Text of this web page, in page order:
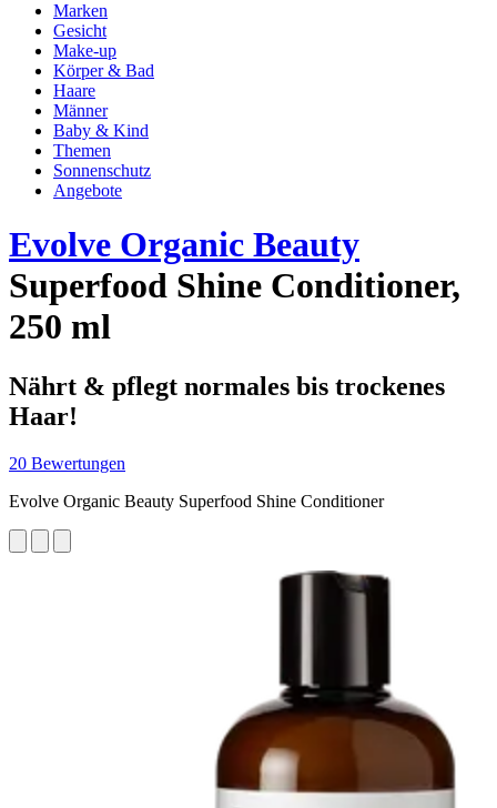
Marken
Gesicht
Make-up
Körper & Bad
Haare
Männer
Baby & Kind
Themen
Sonnenschutz
Angebote
Evolve Organic Beauty
Superfood Shine Conditioner,
250 ml
Nährt & pflegt normales bis trockenes
Haar!
20 Bewertungen
Evolve Organic Beauty Superfood Shine Conditioner